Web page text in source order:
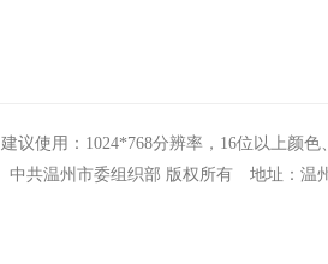
建议使用：1024*768分辨率，16位以上颜
中共温州市委组织部 版权所有 地址：温